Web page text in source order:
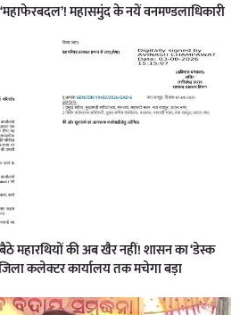
महासमुंद के नयें वनमण्डलाधिकारी
महारथियों की अब खैर नहीं! शासन का ‘डेस्क
कलेक्टर कार्यालय तक मचेगा बड़ा